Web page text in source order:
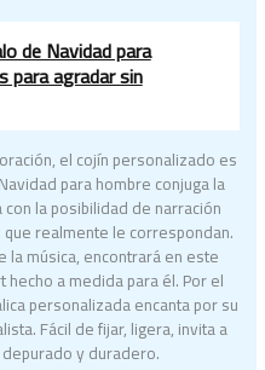
de Navidad para
para agradar sin
el cojín personalizado es
para hombre conjuga la
la posibilidad de narración
realmente le correspondan.
la música, encontrará en este
a medida para él. Por el
personalizada encanta por su
Fácil de fijar, ligera, invita a
y duradero.